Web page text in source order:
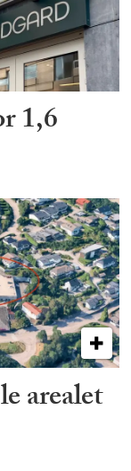
1,6
arealet